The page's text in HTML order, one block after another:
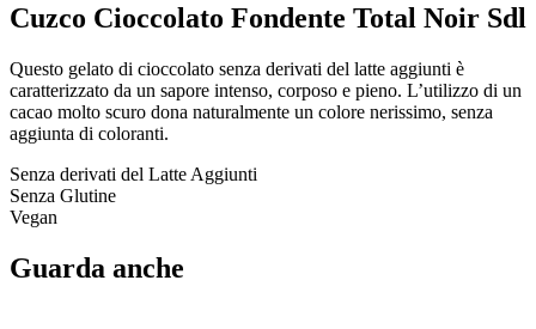
Cuzco Cioccolato Fondente Total Noir Sdl
Questo gelato di cioccolato senza derivati del latte aggiunti è
caratterizzato da un sapore intenso, corposo e pieno. L’utilizzo di un
cacao molto scuro dona naturalmente un colore nerissimo, senza
aggiunta di coloranti.
Senza derivati del Latte Aggiunti
Senza Glutine
Vegan
Guarda anche